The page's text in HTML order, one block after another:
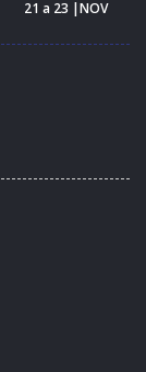
21 a 23 |NOV